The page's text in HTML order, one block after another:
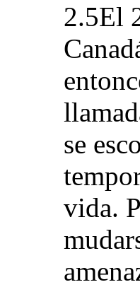
2.5El
se
vida.